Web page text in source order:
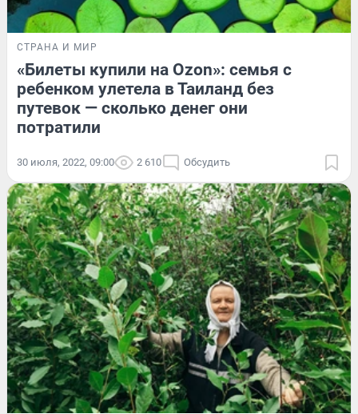
СТРАНА И МИР
«Билеты купили на Ozon»: семья с
ребенком улетела в Таиланд без
путевок — сколько денег они
потратили
30 июля, 2022, 09:00 2 610 Обсудить